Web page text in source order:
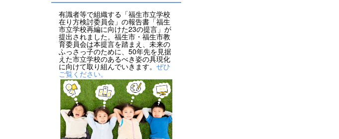
有識者等で組織する「福生市立学校
在り方検討委員会」の報告書「福生
市立学校再編に向けた23の提言」が
提出されました。福生市・福生市教
育委員会は本提言を踏まえ、未来の
ふっさっ子のために、50年先を見据
えた市立学校のあるべき姿の具現化
に向けて取り組んでいきます。 ぜひ
ご覧ください。